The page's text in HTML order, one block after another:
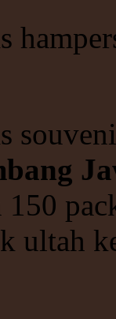
150
ultah